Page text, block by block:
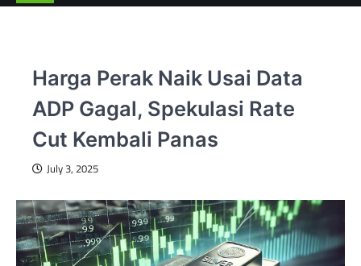
Harga Perak Naik Usai Data
ADP Gagal, Spekulasi Rate
Cut Kembali Panas
July 3, 2025